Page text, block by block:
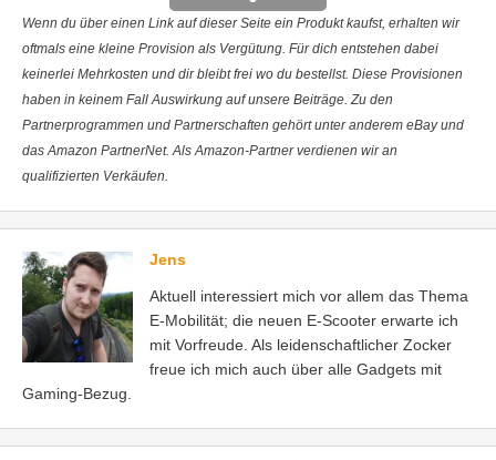
Wenn du über einen Link auf dieser Seite ein Produkt kaufst, erhalten wir
oftmals eine kleine Provision als Vergütung. Für dich entstehen dabei
keinerlei Mehrkosten und dir bleibt frei wo du bestellst. Diese Provisionen
haben in keinem Fall Auswirkung auf unsere Beiträge. Zu den
Partnerprogrammen und Partnerschaften gehört unter anderem eBay und
das Amazon PartnerNet. Als Amazon-Partner verdienen wir an
qualifizierten Verkäufen.
Jens
Aktuell interessiert mich vor allem das Thema
E-Mobilität; die neuen E-Scooter erwarte ich
mit Vorfreude. Als leidenschaftlicher Zocker
freue ich mich auch über alle Gadgets mit
Gaming-Bezug.